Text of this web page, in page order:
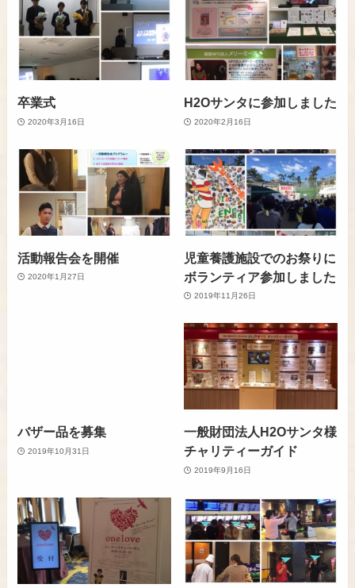
卒業式
2020年3月16日
H2Oサンタに参加しました
2020年2月16日
活動報告会を開催
2020年1月27日
児童養護施設でのお祭りに
ボランティア参加しました
2019年11月26日
バザー品を募集
2019年10月31日
一般財団法人H2Oサンタ様
チャリティーガイド
2019年9月16日